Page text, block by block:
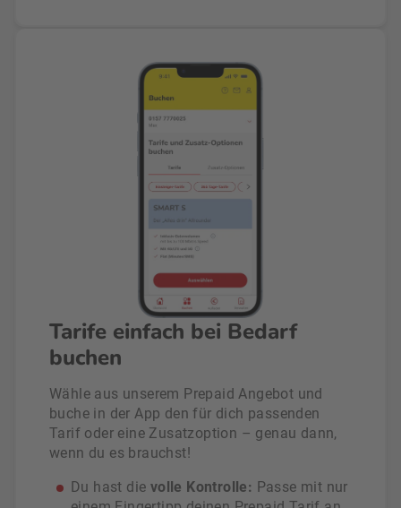
Tarife einfach bei Bedarf
buchen
Wähle aus unserem Prepaid Angebot und
buche in der App den für dich passenden
Tarif oder eine Zusatzoption – genau dann,
wenn du es brauchst!
Du hast die volle Kontrolle: Passe mit nur